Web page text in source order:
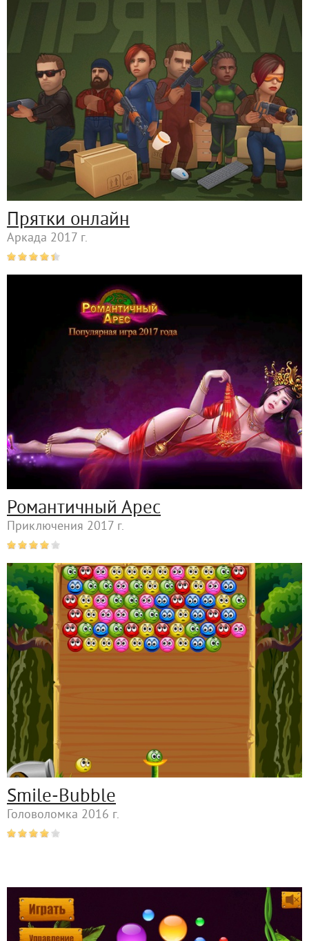
Прятки онлайн
Аркада 2017 г.
Романтичный Арес
Приключения 2017 г.
Smile-Bubble
Головоломка 2016 г.